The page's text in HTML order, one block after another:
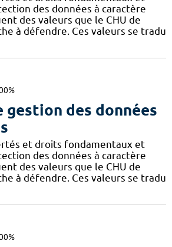
des données à caractère
des valeurs que le CHU de
à défendre. Ces valeurs se tradu
gestion des données
et droits fondamentaux et
des données à caractère
des valeurs que le CHU de
à défendre. Ces valeurs se tradu